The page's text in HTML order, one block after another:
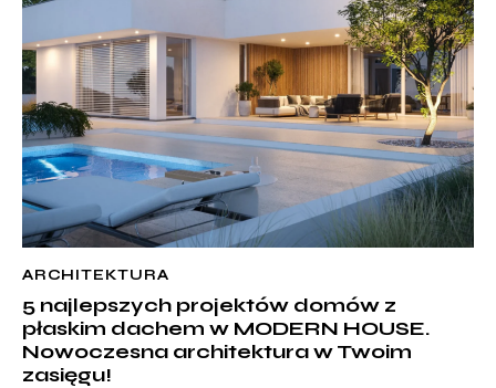
ARCHITEKTURA
5 najlepszych projektów domów z
płaskim dachem w MODERN HOUSE.
Nowoczesna architektura w Twoim
zasięgu!